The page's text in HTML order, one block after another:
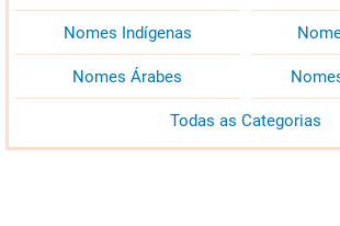
Nomes Indígenas
Nomes Árabes
Todas as Categorias